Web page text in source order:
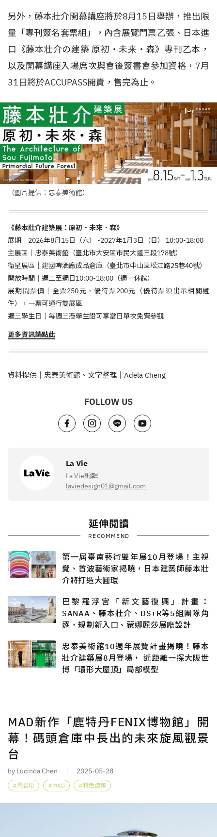
另外，藤本壯介開幕講座將於8月15日舉辦，推出限
量「專刊簽名套票組」，內含展覽門票乙張、日本進
口《藤本壮介の建築 原初・未来・森》專刊乙本，
以及開幕講座入場席次與會後簽書會參加資格，7月
31日將於ACCUPASS開賣，售完為止。
（圖片提供：忠泰美術館）
《藤本壯介建築展：原初．未來．森》
展期｜2026年8月15日（六） -2027年1月3日（日） 10:00-18:00
主展區｜忠泰美術館（臺北市大安區市民大道三段178號）
衛星展區｜建國啤酒廠成品倉庫（臺北市中山區松江路25巷40號）
開放時間｜週二至週日10:00-18:00（週一休館）
展期間票價｜全票250元、優待票200元（優待票須出示相關證
件），一票可通行雙展區
週三學生日｜每週三憑學生證可享當日單次免費參觀
更多資訊請點此
資料提供｜忠泰美術館、文字整理｜Adela Cheng
FOLLOW US
La Vie
La Vie編輯
laviedesign01@gmail.com
延伸閱讀
RECOMMEND
第一屆臺南藝術雙年展10月登場！主視
覺、首波藝術家揭曉，日本建築師藤本壯
介將打造大圓環
巴黎羅浮宮「新文藝復興」計畫：
SANAA、藤本壯介、DS+R等5組團隊角
逐，規劃新入口、蒙娜麗莎展廳設計
忠泰美術館10週年展覽計畫揭曉！藤本
壯介建築展8月登場， 近距離一探大阪世
博「環形大屋頂」局部模型
MAD新作「鹿特丹FENIX博物館」開
幕！碼頭倉庫中長出的未來旋風觀景
台
by Lucinda Chen 2025-05-28
馬岩松 MAD 特色建築